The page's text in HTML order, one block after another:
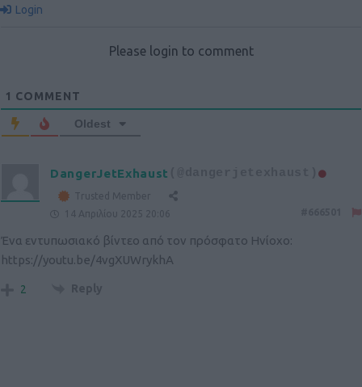
Login
Please login to comment
1 COMMENT
Oldest
DangerJetExhaust
Trusted Member
14 Απριλίου 2025 20:06
Ένα εντυπωσιακό βίντεο από τον πρόσφατο Ηνίοχο:
https://youtu.be/4vgXUWrykhA
2 Reply